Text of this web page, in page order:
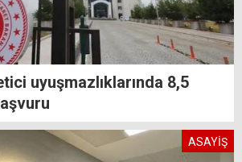
uyuşmazlıklarında 8,5
ASAYİŞ